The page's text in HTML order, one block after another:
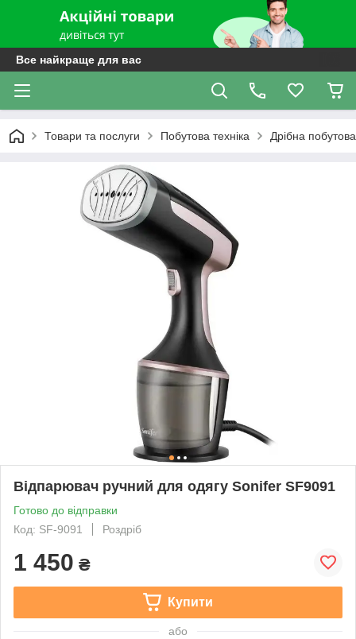
Все найкраще для вас
Товари та послуги Побутова техніка Дрібна
Відпарювач ручний для одягу Sonifer SF9091
Готово до відправки
Код: SF-9091
Роздріб
1 450 ₴
Купити
або